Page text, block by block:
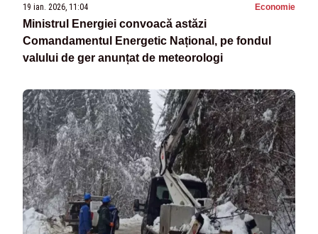
19 ian. 2026, 11:04 Economie
Ministrul Energiei convoacă astăzi
Comandamentul Energetic Național, pe fondul
valului de ger anunțat de meteorologi